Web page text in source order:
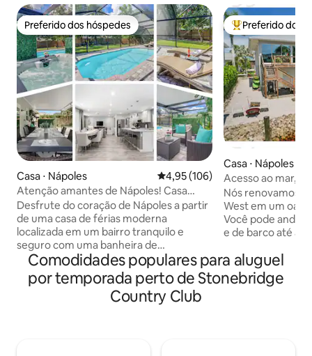
Preferido dos hóspedes
Preferido dos hóspedes
Casa ⋅ Nápoles 4,95 de uma avaliação média de
4,95 (106)
Atenção amantes de Nápoles! Casa
inteira com piscina e banheira de
hidromassagem
Desfrute do coração de Nápoles a partir
de uma casa de férias moderna
localizada em um bairro tranquilo e
seguro com uma banheira de
hidromassagem privativa, piscina
aquecida e pátio coberto. Fique em casa
e tenha uma noite de vinho na
deslumbrante ilha de cozinha em espaço
Entre os
Preferido dos
Casa ⋅ Nápoles
Acesso ao mar,
praia
Nós renovamos
West em um
Você pode andar
e de barco até a
toneladas de
caminhando,
bicicleta,
Comodidades populares para aluguel
por temporada perto de Stonebridge
Country Club